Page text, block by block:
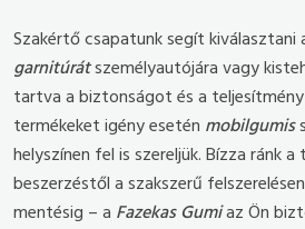
Szakértő csapatunk segít kiválasztani
garnitúrátszemélyautójára vagy
tartva a biztonságot és a
termékeket igény esetén mobilgumis
helyszínen fel is szereljük. Bízza ránk
beszerzéstől a szakszerű
mentésig – a Fazekas Gumiaz Ön